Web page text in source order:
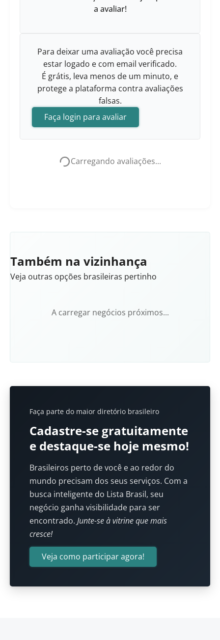
a avaliar!
Para deixar uma avaliação você precisa
estar logado e com email verificado.
É grátis, leva menos de um minuto, e
protege a plataforma contra avaliações
falsas.
Faça login para avaliar
Carregando avaliações...
Também na vizinhança
Veja outras opções brasileiras pertinho
A carregar negócios próximos...
Faça parte do maior diretório brasileiro
Cadastre-se gratuitamente
e destaque-se hoje mesmo!
Brasileiros perto de você e ao redor do
mundo precisam dos seus serviços. Com a
busca inteligente do Lista Brasil, seu
negócio ganha visibilidade para ser
encontrado. Junte-se à vitrine que mais
cresce!
Veja como participar agora!